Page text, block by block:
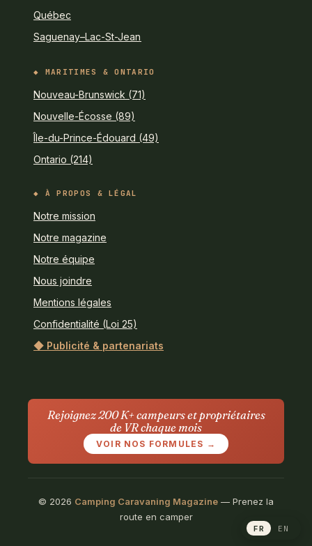
Québec
Saguenay–Lac-St-Jean
MARITIMES & ONTARIO
Nouveau-Brunswick (71)
Nouvelle-Écosse (89)
Île-du-Prince-Édouard (49)
Ontario (214)
À PROPOS & LÉGAL
Notre mission
Notre magazine
Notre équipe
Nous joindre
Mentions légales
Confidentialité (Loi 25)
◆ Publicité & partenariats
Rejoignez 200 K+ campeurs et propriétaires
de VR chaque mois
VOIR NOS FORMULES →
© 2026 Camping Caravaning Magazine — Prenez la
route en camper
FR EN